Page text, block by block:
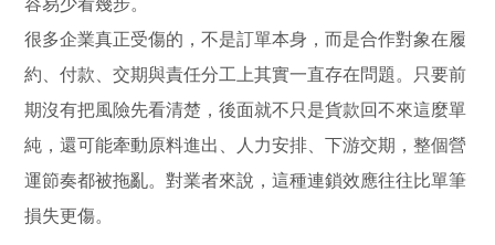
很多企業真正受傷的，不是訂單本身，而是合作對象在履
約、付款、交期與責任分工上其實一直存在問題。只要前
期沒有把風險先看清楚，後面就不只是貨款回不來這麼單
純，還可能牽動原料進出、人力安排、下游交期，整個營
運節奏都被拖亂。對業者來說，這種連鎖效應往往比單筆
損失更傷。